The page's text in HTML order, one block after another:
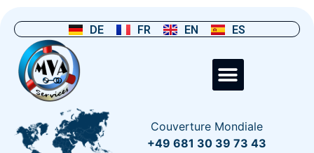
DE FR EN ES
Couverture Mondiale
+49 681 30 39 73 43